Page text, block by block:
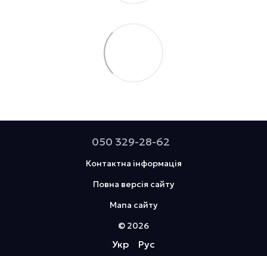
050 329-28-62
Контактна інформація
Повна версія сайту
Мапа сайту
© 2026
Укр Рус